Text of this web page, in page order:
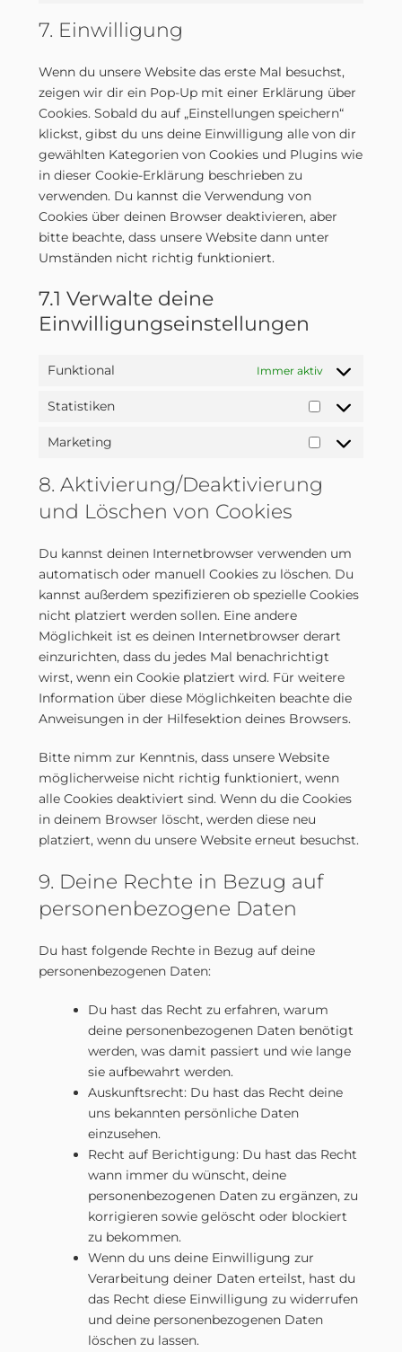
7. Einwilligung
Wenn du unsere Website das erste Mal besuchst,
zeigen wir dir ein Pop-Up mit einer Erklärung über
Cookies. Sobald du auf „Einstellungen speichern“
klickst, gibst du uns deine Einwilligung alle von dir
gewählten Kategorien von Cookies und Plugins wie
in dieser Cookie-Erklärung beschrieben zu
verwenden. Du kannst die Verwendung von
Cookies über deinen Browser deaktivieren, aber
bitte beachte, dass unsere Website dann unter
Umständen nicht richtig funktioniert.
7.1 Verwalte deine
Einwilligungseinstellungen
Funktional Immer aktiv
Statistiken
Statistiken
Marketing
Marketing
8. Aktivierung/Deaktivierung
und Löschen von Cookies
Du kannst deinen Internetbrowser verwenden um
automatisch oder manuell Cookies zu löschen. Du
kannst außerdem spezifizieren ob spezielle Cookies
nicht platziert werden sollen. Eine andere
Möglichkeit ist es deinen Internetbrowser derart
einzurichten, dass du jedes Mal benachrichtigt
wirst, wenn ein Cookie platziert wird. Für weitere
Information über diese Möglichkeiten beachte die
Anweisungen in der Hilfesektion deines Browsers.
Bitte nimm zur Kenntnis, dass unsere Website
möglicherweise nicht richtig funktioniert, wenn
alle Cookies deaktiviert sind. Wenn du die Cookies
in deinem Browser löscht, werden diese neu
platziert, wenn du unsere Website erneut besuchst.
9. Deine Rechte in Bezug auf
personenbezogene Daten
Du hast folgende Rechte in Bezug auf deine
personenbezogenen Daten:
Du hast das Recht zu erfahren, warum
deine personenbezogenen Daten benötigt
werden, was damit passiert und wie lange
sie aufbewahrt werden.
Auskunftsrecht: Du hast das Recht deine
uns bekannten persönliche Daten
einzusehen.
Recht auf Berichtigung: Du hast das Recht
wann immer du wünscht, deine
personenbezogenen Daten zu ergänzen, zu
korrigieren sowie gelöscht oder blockiert
zu bekommen.
Wenn du uns deine Einwilligung zur
Verarbeitung deiner Daten erteilst, hast du
das Recht diese Einwilligung zu widerrufen
und deine personenbezogenen Daten
löschen zu lassen.